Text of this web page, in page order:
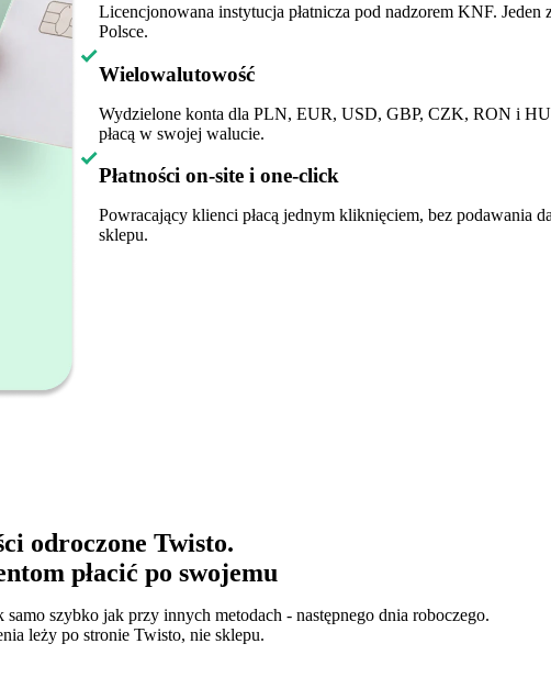
Licencjonowana instytucja płatnicza pod nadzorem KNF.
Polsce.
Wielowalutowość
Wydzielone konta dla PLN, EUR, USD, GBP, CZK, RON i
płacą w swojej walucie.
Płatności on-site i one-click
Powracający klienci płacą jednym kliknięciem, bez podawania
sklepu.
odroczone Twisto.
płacić po swojemu
szybko jak przy innych metodach - następnego dnia roboczego.
leży po stronie Twisto, nie sklepu.